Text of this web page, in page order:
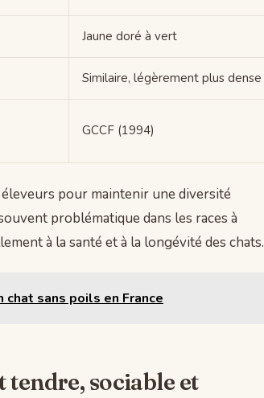
Jaune doré à vert
Similaire, légèrement plus dense
GCCF (1994)
pour maintenir une diversité
problématique dans les races à
à la santé et à la longévité des chats.
chat sans poils en France
tendre, sociable et